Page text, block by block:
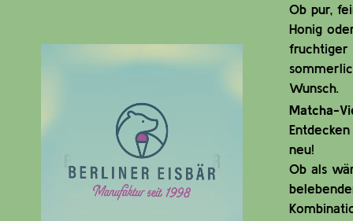
Ob pur,
Honig
fruchtiger
Wunsch.
Matcha-
neu!
Ob als